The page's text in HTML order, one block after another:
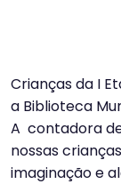
Crianças da I
a Biblioteca
A contadora
nossas
imaginação e